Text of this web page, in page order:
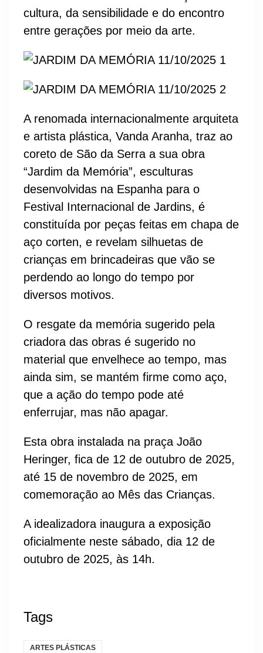
cultura, da sensibilidade e do encontro
entre gerações por meio da arte.
A renomada internacionalmente arquiteta
e artista plástica, Vanda Aranha, traz ao
coreto de São da Serra a sua obra
“Jardim da Memória”, esculturas
desenvolvidas na Espanha para o
Festival Internacional de Jardins, é
constituída por peças feitas em chapa de
aço corten, e revelam silhuetas de
crianças em brincadeiras que vão se
perdendo ao longo do tempo por
diversos motivos.
O resgate da memória sugerido pela
criadora das obras é sugerido no
material que envelhece ao tempo, mas
ainda sim, se mantém firme como aço,
que a ação do tempo pode até
enferrujar, mas não apagar.
Esta obra instalada na praça João
Heringer, fica de 12 de outubro de 2025,
até 15 de novembro de 2025, em
comemoração ao Mês das Crianças.
A idealizadora inaugura a exposição
oficialmente neste sábado, dia 12 de
outubro de 2025, às 14h.
Tags
ARTES PLÁSTICAS